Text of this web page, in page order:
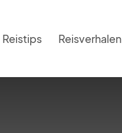
Reistips Reisverhalen